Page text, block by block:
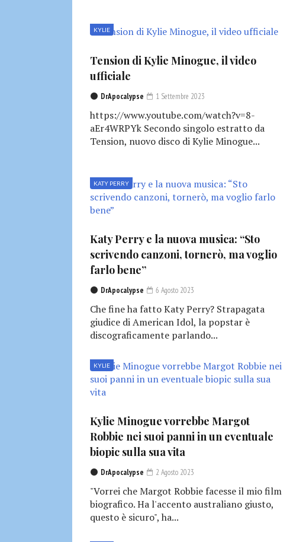
KYLIE
Tension di Kylie Minogue, il video
ufficiale
DrApocalypse 1 Settembre 2023
https://www.youtube.com/watch?v=8-
aEr4WRPYk Secondo singolo estratto da
Tension, nuovo disco di Kylie Minogue...
KATY PERRY
Katy Perry e la nuova musica: “Sto
scrivendo canzoni, tornerò, ma voglio
farlo bene”
DrApocalypse 6 Agosto 2023
Che fine ha fatto Katy Perry? Strapagata
giudice di American Idol, la popstar è
discograficamente parlando...
KYLIE
Kylie Minogue vorrebbe Margot
Robbie nei suoi panni in un eventuale
biopic sulla sua vita
DrApocalypse 2 Agosto 2023
"Vorrei che Margot Robbie facesse il mio film
biografico. Ha l'accento australiano giusto,
questo è sicuro", ha...